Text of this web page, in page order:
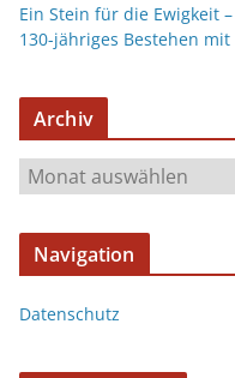
Ein Stein für die Ewigkeit
130-jähriges Bestehen
Archiv
Navigation
Datenschutz